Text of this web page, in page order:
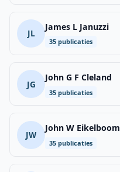
JL
James L Januzzi
35 publicaties
JG
John G F Cleland
35 publicaties
JW
John W Eikelboom
35 publicaties